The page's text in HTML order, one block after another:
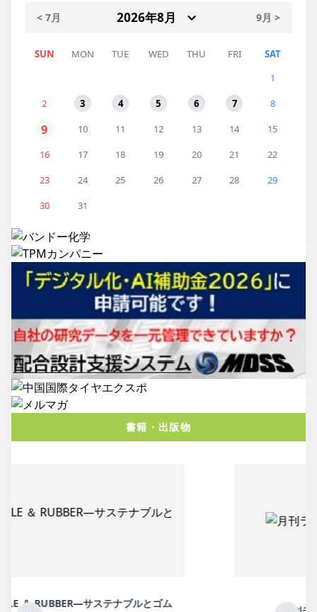
< 7月 9月 >
SUN MON TUE WED THU FRI
SAT
1
2
3 4 5 6 7 8
9 10 11 12 13 14
15
16
17 18 19 20 21
22
23
24 25 26 27 28
29
30
31
書籍・出版物